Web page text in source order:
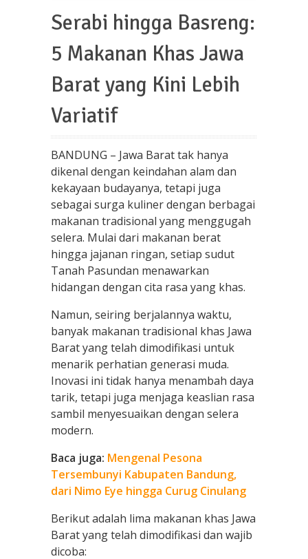
Serabi hingga Basreng:
5 Makanan Khas Jawa
Barat yang Kini Lebih
Variatif
BANDUNG – Jawa Barat tak hanya
dikenal dengan keindahan alam dan
kekayaan budayanya, tetapi juga
sebagai surga kuliner dengan berbagai
makanan tradisional yang menggugah
selera. Mulai dari makanan berat
hingga jajanan ringan, setiap sudut
Tanah Pasundan menawarkan
hidangan dengan cita rasa yang khas.
Namun, seiring berjalannya waktu,
banyak makanan tradisional khas Jawa
Barat yang telah dimodifikasi untuk
menarik perhatian generasi muda.
Inovasi ini tidak hanya menambah daya
tarik, tetapi juga menjaga keaslian rasa
sambil menyesuaikan dengan selera
modern.
Baca juga: Mengenal Pesona
Tersembunyi Kabupaten Bandung,
dari Nimo Eye hingga Curug Cinulang
Berikut adalah lima makanan khas Jawa
Barat yang telah dimodifikasi dan wajib
dicoba: